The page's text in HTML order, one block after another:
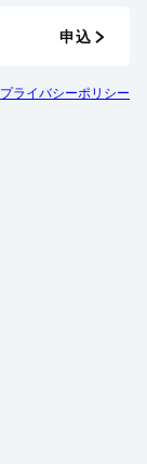
申込
プライバシーポリシー